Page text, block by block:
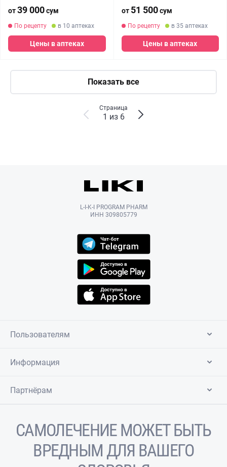
от39 000сум
По рецепту в 10 аптеках
Цены в аптеках
от 51 500сум
По рецепту в 35 аптеках
Цены в аптеках
Показать все
Страница
1 из 6
L-I-K-I PROGRAM PHARM
ИНН 309805779
Пользователям
Информация
Партнёрам
САМОЛЕЧЕНИЕ МОЖЕТ БЫТЬ
ВРЕДНЫМ ДЛЯ ВАШЕГО